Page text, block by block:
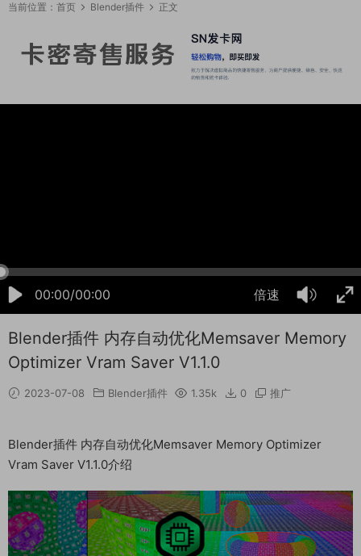
当前位置： 首页 Blender插件 正文
00:00/00:00 倍速
Blender插件 内存自动优化Memsaver Memory
Optimizer Vram Saver V1.1.0
2023-07-08 Blender插件 1.35k 0 推广
Blender插件 内存自动优化Memsaver Memory Optimizer
Vram Saver V1.1.0介绍